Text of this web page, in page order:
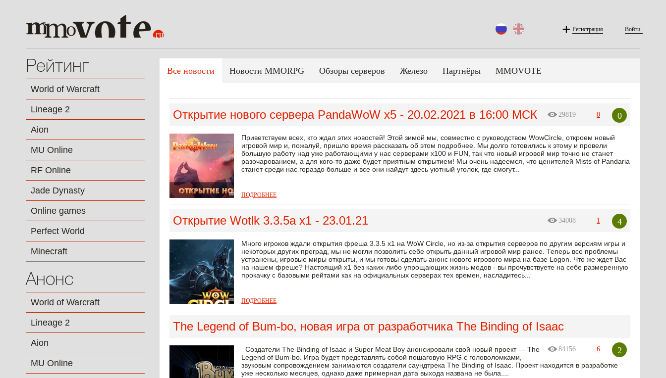
Регистрация Войти
Рейтинг
World of Warcraft
Lineage 2
Aion
MU Online
RF Online
Jade Dynasty
Online games
Perfect World
Minecraft
Анонс
World of Warcraft
Lineage 2
Aion
MU Online
Все новости Новости MMORPG Обзоры серверов Железо Партнёры MMOVOTE
Открытие нового сервера PandaWoW x5 - 20.02.2021 в 16:00 МСК 29819 0 0
Приветствуем всех, кто ждал этих новостей! Этой зимой мы, совместно с руководством WowCircle, откроем новый
игровой мир и, пожалуй, пришло время рассказать об этом подробнее. Мы долго готовились к этому и провели
большую работу над уже работающими у нас серверами х100 и FUN, так что новый игровой мир точно не станет
разочарованием, а для кого-то даже будет приятным открытием! Мы очень надеемся, что ценителей Mists of Pandaria
станет среди нас гораздо больше и все они найдут здесь уютный уголок, где смогут...
ПОДРОБНЕЕ
Открытие Wotlk 3.3.5a x1 - 23.01.21 34008 1 4
Много игроков ждали открытия фреша 3.3.5 х1 на WoW Circle, но из-за открытия серверов по другим версиям игры и
некоторых других преград, мы не могли позволить себе открыть данный игровой мир ранее. Теперь все проблемы
устранены, игровые миры открыты, и мы готовы сделать анонс нового игрового мира на базе Logon. Что же ждет Вас
на нашем фреше? Настоящий х1 без каких-либо упрощающих жизнь модов - вы прочувствуете на себе размеренную
прокачку с базовыми рейтами как на официальных серверах тех времен, насладитесь...
ПОДРОБНЕЕ
The Legend of Bum-bo, новая игра от разработчика The Binding of Isaac
84156 6 2
Создатели The Binding of Isaac и Super Meat Boy анонсировали свой новый проект — The
Legend of Bum-bo. Игра будет представлять собой пошаговую RPG с головоломками,
звуковым сопровождением занимаются создатели саундтрека The Binding of Isaac. Проект находится в разработке
уже несколько месяцев, однако даже примерная дата выхода названа не была....